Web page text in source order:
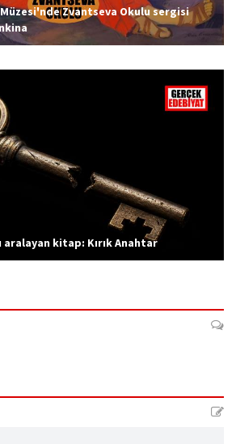
Zvantseva Okulu sergisi
aralayan kitap: Kırık Anahtar